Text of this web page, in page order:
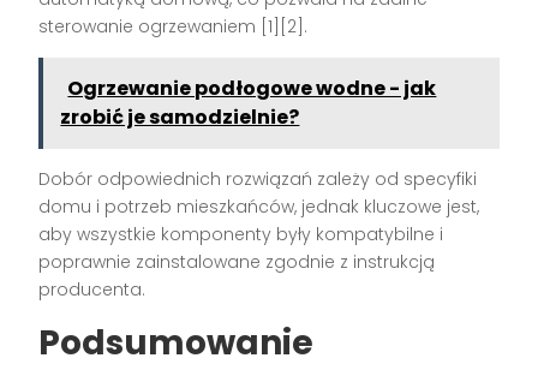
sterowanie ogrzewaniem [1][2].
Ogrzewanie podłogowe wodne - jak
zrobić je samodzielnie?
Dobór odpowiednich rozwiązań zależy od specyfiki
domu i potrzeb mieszkańców, jednak kluczowe jest,
aby wszystkie komponenty były kompatybilne i
poprawnie zainstalowane zgodnie z instrukcją
producenta.
Podsumowanie